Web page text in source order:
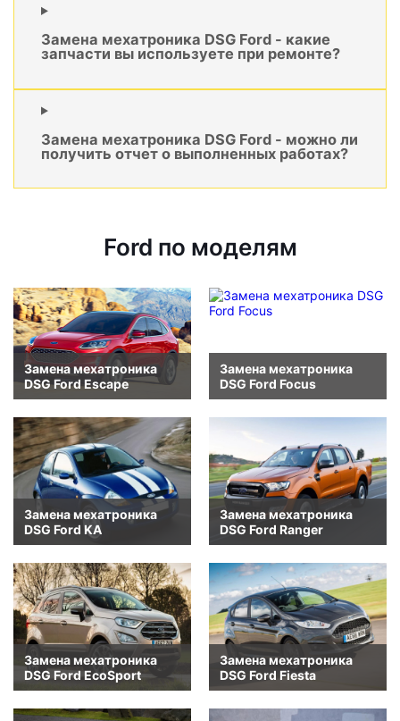
Замена мехатроника DSG Ford - какие
запчасти вы используете при ремонте?
Замена мехатроника DSG Ford - можно ли
получить отчет о выполненных работах?
Ford по моделям
Замена мехатроника
DSG Ford Escape
Замена мехатроника
DSG Ford Focus
Замена мехатроника
DSG Ford KA
Замена мехатроника
DSG Ford Ranger
Замена мехатроника
DSG Ford EcoSport
Замена мехатроника
DSG Ford Fiesta